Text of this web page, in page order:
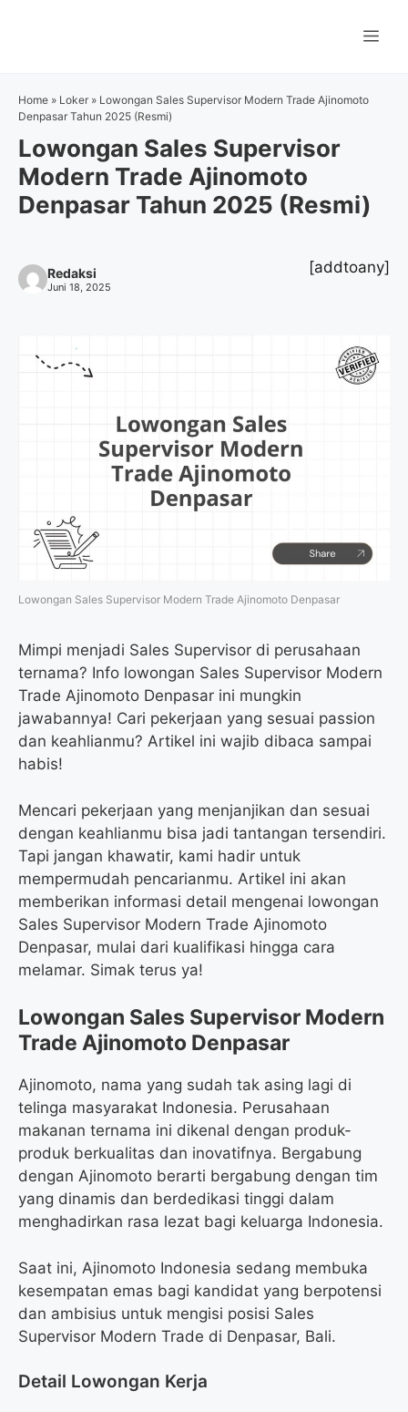
Home » Loker » Lowongan Sales Supervisor Modern Trade Ajinomoto
Denpasar Tahun 2025 (Resmi)
Lowongan Sales Supervisor
Modern Trade Ajinomoto
Denpasar Tahun 2025 (Resmi)
Redaksi
Juni 18, 2025
[addtoany]
Lowongan Sales Supervisor Modern Trade Ajinomoto Denpasar
Mimpi menjadi Sales Supervisor di perusahaan
ternama? Info lowongan Sales Supervisor Modern
Trade Ajinomoto Denpasar ini mungkin
jawabannya! Cari pekerjaan yang sesuai passion
dan keahlianmu? Artikel ini wajib dibaca sampai
habis!
Mencari pekerjaan yang menjanjikan dan sesuai
dengan keahlianmu bisa jadi tantangan tersendiri.
Tapi jangan khawatir, kami hadir untuk
mempermudah pencarianmu. Artikel ini akan
memberikan informasi detail mengenai lowongan
Sales Supervisor Modern Trade Ajinomoto
Denpasar, mulai dari kualifikasi hingga cara
melamar. Simak terus ya!
Lowongan Sales Supervisor Modern
Trade Ajinomoto Denpasar
Ajinomoto, nama yang sudah tak asing lagi di
telinga masyarakat Indonesia. Perusahaan
makanan ternama ini dikenal dengan produk-
produk berkualitas dan inovatifnya. Bergabung
dengan Ajinomoto berarti bergabung dengan tim
yang dinamis dan berdedikasi tinggi dalam
menghadirkan rasa lezat bagi keluarga Indonesia.
Saat ini, Ajinomoto Indonesia sedang membuka
kesempatan emas bagi kandidat yang berpotensi
dan ambisius untuk mengisi posisi Sales
Supervisor Modern Trade di Denpasar, Bali.
Detail Lowongan Kerja